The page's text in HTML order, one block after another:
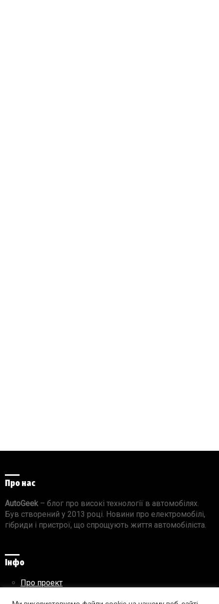
Про нас
AutoGeek – блог про високі технології в автомобілях.
Був створений у 2013 році. Новини про електромобілі,
гібриди і пристрої, що спрощують життя автомобіліста.
Інфо
Про проект